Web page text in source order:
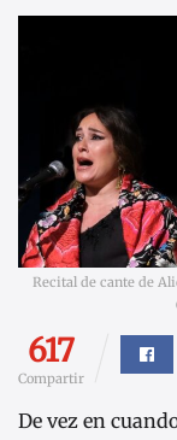
Recital de cante de
617
Compartir
De vez en